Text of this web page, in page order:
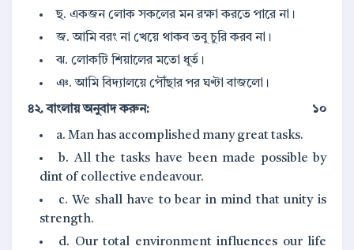
ছ. একজন লোক সকলের মন রক্ষা করতে পারে না।
জ. আমি বরং না খেয়ে থাকব তবু চুরি করব না।
ঝ. লোকটি শিয়ালের মতো ধূর্ত।
ঞ. আমি বিদ্যালয়ে পৌঁছার পর ঘণ্টা বাজলো।
৪২. বাংলায় অনুবাদ করুন: ১০
a. Man has accomplished many great tasks.
b. All the tasks have been made possible by
dint of collective endeavour.
c. We shall have to bear in mind that unity is
strength.
d. Our total environment influences our life